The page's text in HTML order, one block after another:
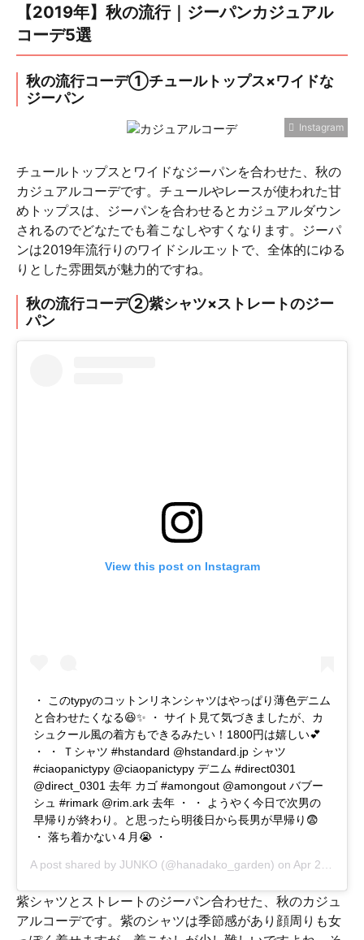
【2019年】秋の流行｜ジーパンカジュアル
コーデ5選
秋の流行コーデ①チュールトップス×ワイドな
ジーパン
Instagram
チュールトップスとワイドなジーパンを合わせた、秋の
カジュアルコーデです。チュールやレースが使われた甘
めトップスは、ジーパンを合わせるとカジュアルダウン
されるのでどなたでも着こなしやすくなります。ジーパ
ンは2019年流行りのワイドシルエットで、全体的にゆる
りとした雰囲気が魅力的ですね。
秋の流行コーデ②紫シャツ×ストレートのジー
パン
View this post on Instagram
・ このtypyのコットンリネンシャツはやっぱり薄色デニム
と合わせたくなる😆✨ ・ サイト見て気づきましたが、カ
シュクール風の着方もできるみたい！1800円は嬉しい💕
・ ・ Ｔシャツ #hstandard @hstandard.jp シャツ
#ciaopanictypy @ciaopanictypy デニム #direct0301
@direct_0301 去年 カゴ #amongout @amongout バブー
シュ #rimark @rim.ark 去年 ・ ・ ようやく今日で次男の
早帰りが終わり。と思ったら明後日から長男が早帰り😨
・ 落ち着かない４月😭 ・
A post shared by JUNKO (@hanadako_garden) on Apr 24, 2018 at 4:03am PDT
紫シャツとストレートのジーパン合わせた、秋のカジュ
アルコーデです。紫のシャツは季節感があり顔周りも女